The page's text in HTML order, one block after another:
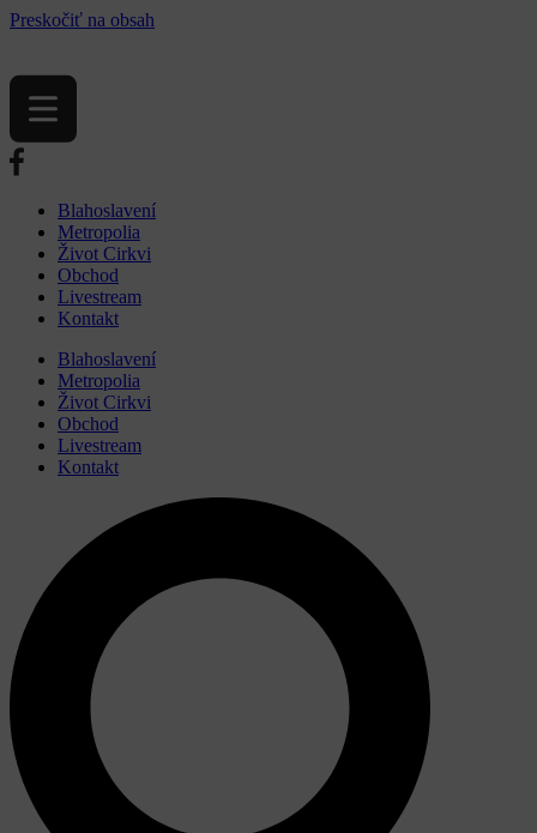
Preskočiť na obsah
Blahoslavení
Metropolia
Život Cirkvi
Obchod
Livestream
Kontakt
Blahoslavení
Metropolia
Život Cirkvi
Obchod
Livestream
Kontakt